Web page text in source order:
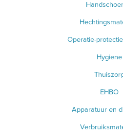
Operatie-
Hygiene
EHBO
Apparatuur en